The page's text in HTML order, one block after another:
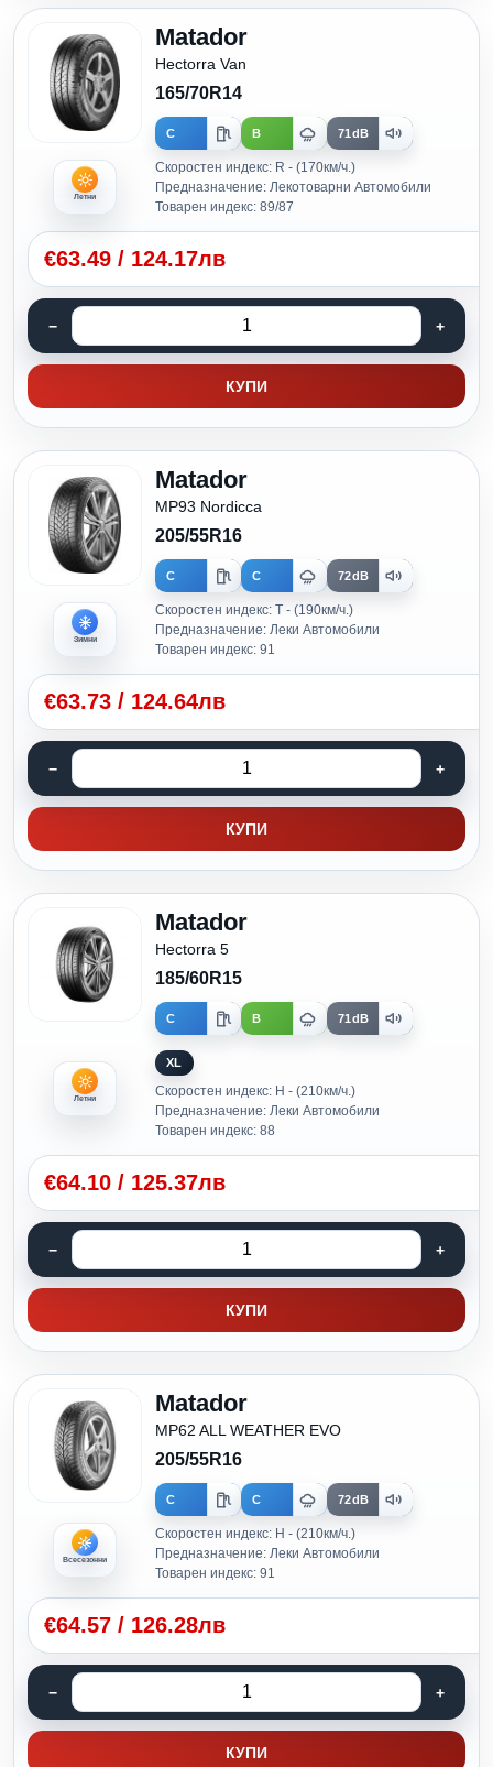
Летни
Matador
Hectorra Van
165/70R14
C B 71dB
Скоростен индекс: R - (170км/ч.)
Предназначение: Лекотоварни Автомобили
Товарен индекс: 89/87
€63.49 / 124.17лв
КУПИ
Зимни
Matador
MP93 Nordicca
205/55R16
C C 72dB
Скоростен индекс: T - (190км/ч.)
Предназначение: Леки Автомобили
Товарен индекс: 91
€63.73 / 124.64лв
КУПИ
Летни
Matador
Hectorra 5
185/60R15
C B 71dB
XL
Скоростен индекс: H - (210км/ч.)
Предназначение: Леки Автомобили
Товарен индекс: 88
€64.10 / 125.37лв
КУПИ
Всесезонни
Matador
MP62 ALL WEATHER EVO
205/55R16
C C 72dB
Скоростен индекс: H - (210км/ч.)
Предназначение: Леки Автомобили
Товарен индекс: 91
€64.57 / 126.28лв
КУПИ